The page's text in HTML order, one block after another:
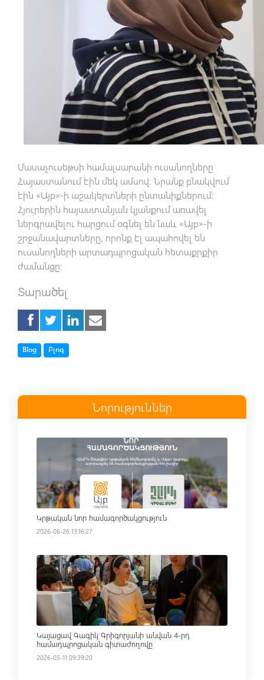
Մասաչուսեթսի համալսարանի ուսանողները
Հայաստանում էին մեկ ամսով։ Նրանք բնակվում
էին «Այբ»-ի աշակերտների ընտանիքներում։
Հյուրերին հայաստանյան կյանքում առավել
ներգրավելու հարցում օգնել են նաև «Այբ»-ի
շրջանավարտները, որոնք էլ ապահովել են
ուսանողների արտադպրոցական հետաքրքիր
ժամանցը։
Տարածել
TagBlog TagԲլոգ
Նորություններ
Read more
Կրթական նոր համագործակցություն
2026-06-26 13:16:27
Read more
Կայացավ Գագիկ Գրիգորյանի անվան 4-րդ
համադպրոցական գիտաժողովը
2026-05-11 09:39:20